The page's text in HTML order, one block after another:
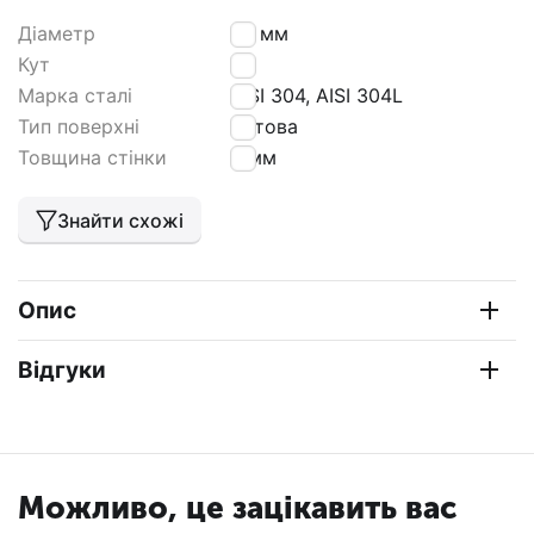
Діаметр
80 мм
Кут
90
Марка сталі
AISI 304, AISI 304L
Тип поверхні
матова
Товщина стінки
2 мм
Знайти схожі
Опис
Відгуки
Можливо, це зацікавить вас